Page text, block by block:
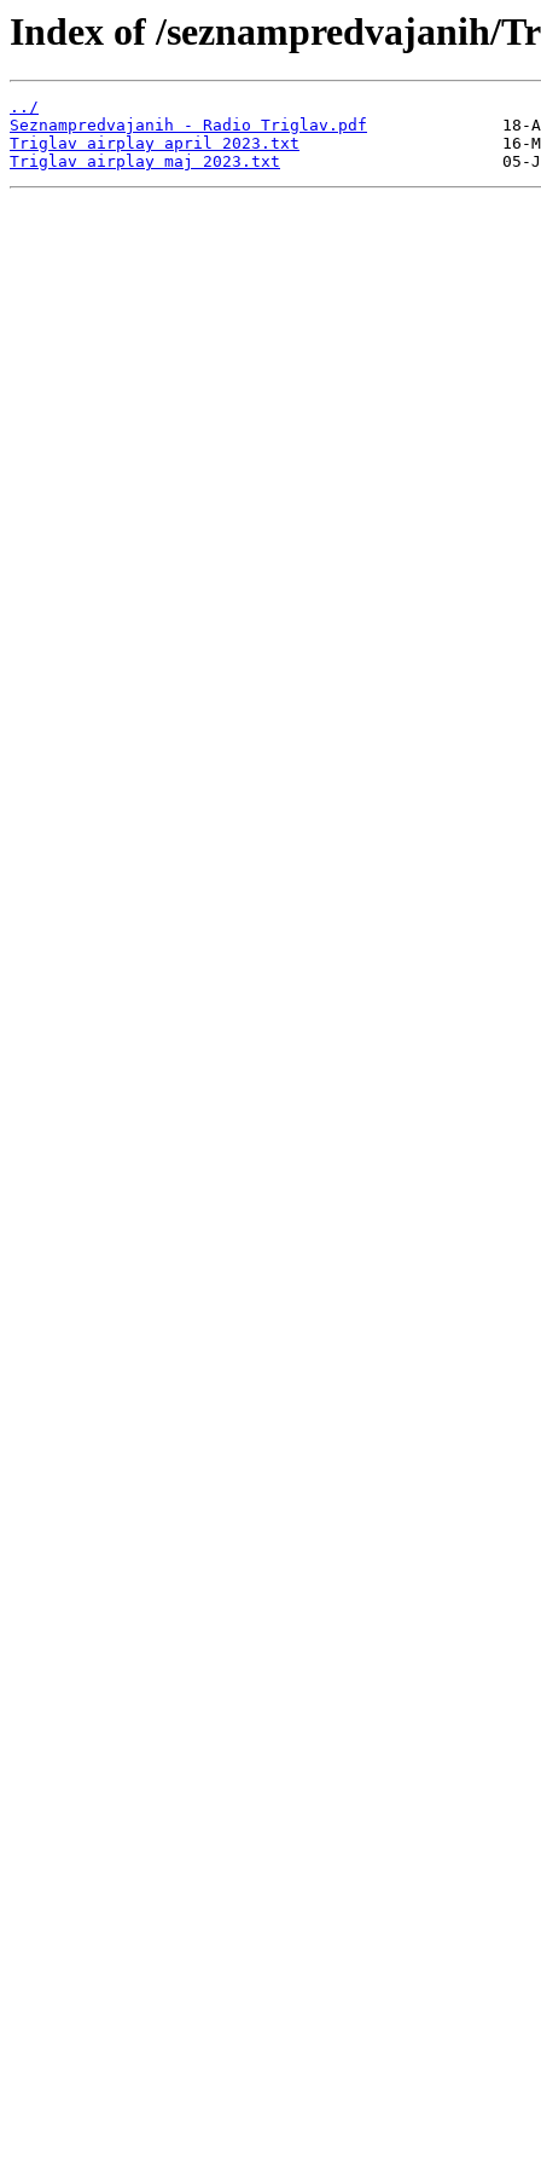
Index of /seznampredvajanih/
../
Seznampredvajanih - Radio Triglav.pdf
Triglav airplay april 2023.txt
Triglav airplay maj 2023.txt